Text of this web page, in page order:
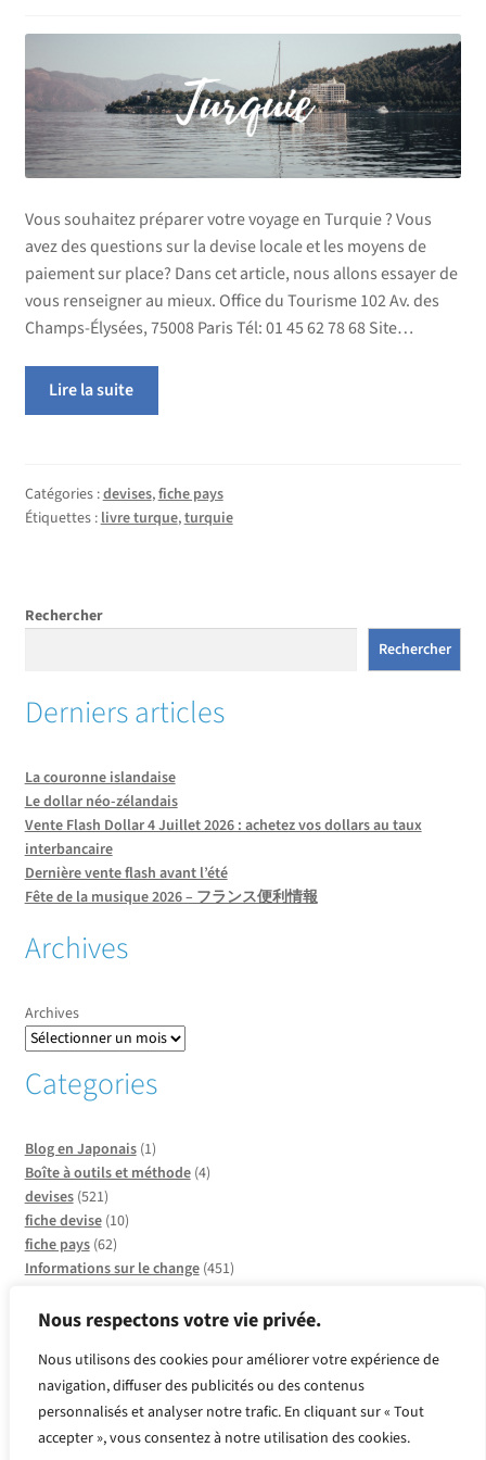
Nous respectons votre vie privée.
Nous utilisons des cookies pour améliorer votre expérience de
navigation, diffuser des publicités ou des contenus
personnalisés et analyser notre trafic. En cliquant sur « Tout
accepter », vous consentez à notre utilisation des cookies.
Vous souhaitez préparer votre voyage en Turquie ? Vous
avez des questions sur la devise locale et les moyens de
paiement sur place? Dans cet article, nous allons essayer de
vous renseigner au mieux. Office du Tourisme 102 Av. des
Champs-Élysées, 75008 Paris Tél: 01 45 62 78 68 Site…
Lire la suite
Catégories :devises,fiche pays
Étiquettes :livre turque,turquie
Rechercher
Rechercher
Derniers articles
La couronne islandaise
Le dollar néo-zélandais
Vente Flash Dollar 4 Juillet 2026 : achetez vos dollars au taux
interbancaire
Dernière vente flash avant l’été
Fête de la musique 2026 – フランス便利情報
Archives
Archives
Categories
Blog en Japonais(1)
Boîte à outils et méthode(4)
devises(521)
fiche devise(10)
fiche pays(62)
Informations sur le change(451)
Infos sur CCO(137)
métaux (2)
Produits or et argent(2)
Quelle devise pour quel pays ?(39)
Revue de presse(143)